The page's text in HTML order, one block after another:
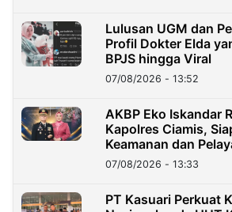
Lulusan UGM dan
Profil Dokter Elda
BPJS hingga Viral
07/08/2026 - 13:52
AKBP Eko Iskandar
Kapolres Ciamis,
Keamanan dan
Masyarakat
07/08/2026 - 13:33
PT Kasuari Perkuat